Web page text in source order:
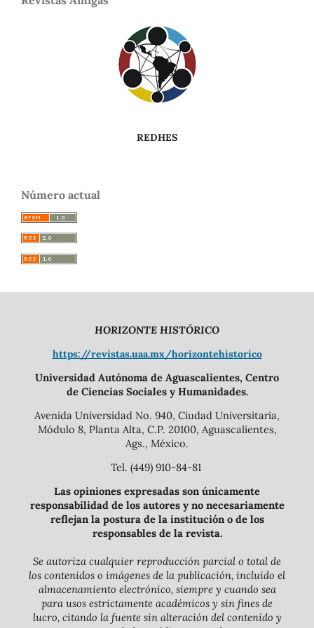
REDHES
Número actual
HORIZONTE HISTÓRICO
https://revistas.uaa.mx/horizontehistorico
Universidad Autónoma de Aguascalientes, Centro
de Ciencias Sociales y Humanidades.
Avenida Universidad No. 940, Ciudad Universitaria,
Módulo 8, Planta Alta, C.P. 20100, Aguascalientes,
Ags., México.
Tel. (449) 910-84-81
Las opiniones expresadas son únicamente
responsabilidad de los autores y no necesariamente
reflejan la postura de la institución o de los
responsables de la revista.
Se autoriza cualquier reproducción parcial o total de
los contenidos o imágenes de la publicación, incluido el
almacenamiento electrónico, siempre y cuando sea
para usos estrictamente académicos y sin fines de
lucro, citando la fuente sin alteración del contenido y